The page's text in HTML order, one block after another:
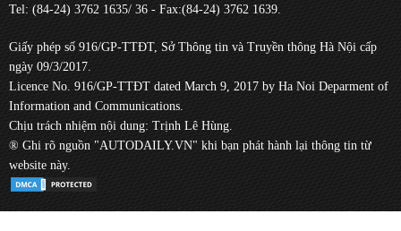
Tel: (84-24) 3762 1635/ 36 - Fax:(84-24) 3762 1639.
Giấy phép số 916/GP-TTĐT, Sở Thông tin và Truyền thông Hà Nội cấp
ngày 09/3/2017.
Licence No. 916/GP-TTĐT dated March 9, 2017 by Ha Noi Deparment of
Information and Communications.
Chịu trách nhiệm nội dung: Trịnh Lê Hùng.
® Ghi rõ nguồn "AUTODAILY.VN" khi bạn phát hành lại thông tin từ
website này.